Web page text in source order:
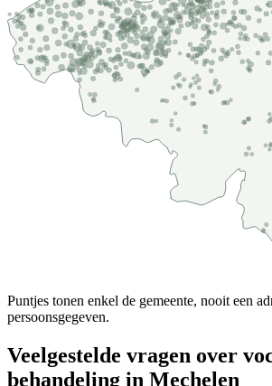
Puntjes tonen enkel de gemeente, nooit een
persoonsgegeven.
Veelgestelde vragen over
behandeling in Mechelen